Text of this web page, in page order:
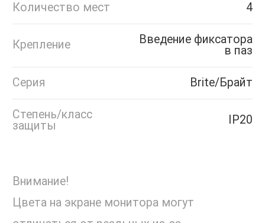
Количество мест 4
Крепление
Введение фиксатора
в паз
Серия Brite/Брайт
Степень/класс
защиты
IP20
Внимание!
Цвета на экране монитора могут